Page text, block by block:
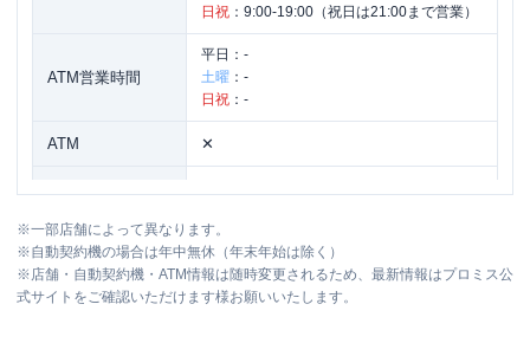
日祝 ： 9:00-19:00（祝日は21:00まで営業）
ATM営業時間
平日： -
土曜 ： -
日祝 ： -
ATM ✕
住所 静岡県三島市青木275番3
アコム １３６号三島梅名むじんくんコーナ
※一部店舗によって異なります。
※自動契約機の場合は年中無休（年末年始は除く）
※店舗・自動契約機・ATM情報は随時変更されるため、最新情報はプロミス公
式サイトをご確認いただけます様お願いいたします。